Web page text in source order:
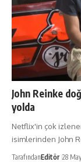
John Reinke
yolda
Netflix'in çok
isimlerinden John
TarafındanEditör 28